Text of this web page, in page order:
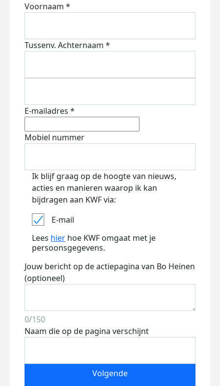
Voornaam *
Tussenv. Achternaam *
E-mailadres *
Mobiel nummer
Ik blijf graag op de hoogte van nieuws,
acties en manieren waarop ik kan
bijdragen aan KWF via:
E-mail
Lees hier hoe KWF omgaat met je
persoonsgegevens.
Jouw bericht op de actiepagina van Bo Heinen
(optioneel)
0/150
Naam die op de pagina verschijnt
Volgende